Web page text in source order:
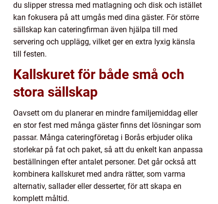
du slipper stressa med matlagning och disk och istället
kan fokusera på att umgås med dina gäster. För större
sällskap kan cateringfirman även hjälpa till med
servering och upplägg, vilket ger en extra lyxig känsla
till festen.
Kallskuret för både små och
stora sällskap
Oavsett om du planerar en mindre familjemiddag eller
en stor fest med många gäster finns det lösningar som
passar. Många cateringföretag i Borås erbjuder olika
storlekar på fat och paket, så att du enkelt kan anpassa
beställningen efter antalet personer. Det går också att
kombinera kallskuret med andra rätter, som varma
alternativ, sallader eller desserter, för att skapa en
komplett måltid.